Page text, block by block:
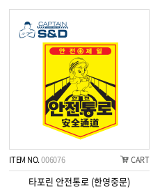
ITEM NO.006076 CART
타포린 안전통로 (한영중문)